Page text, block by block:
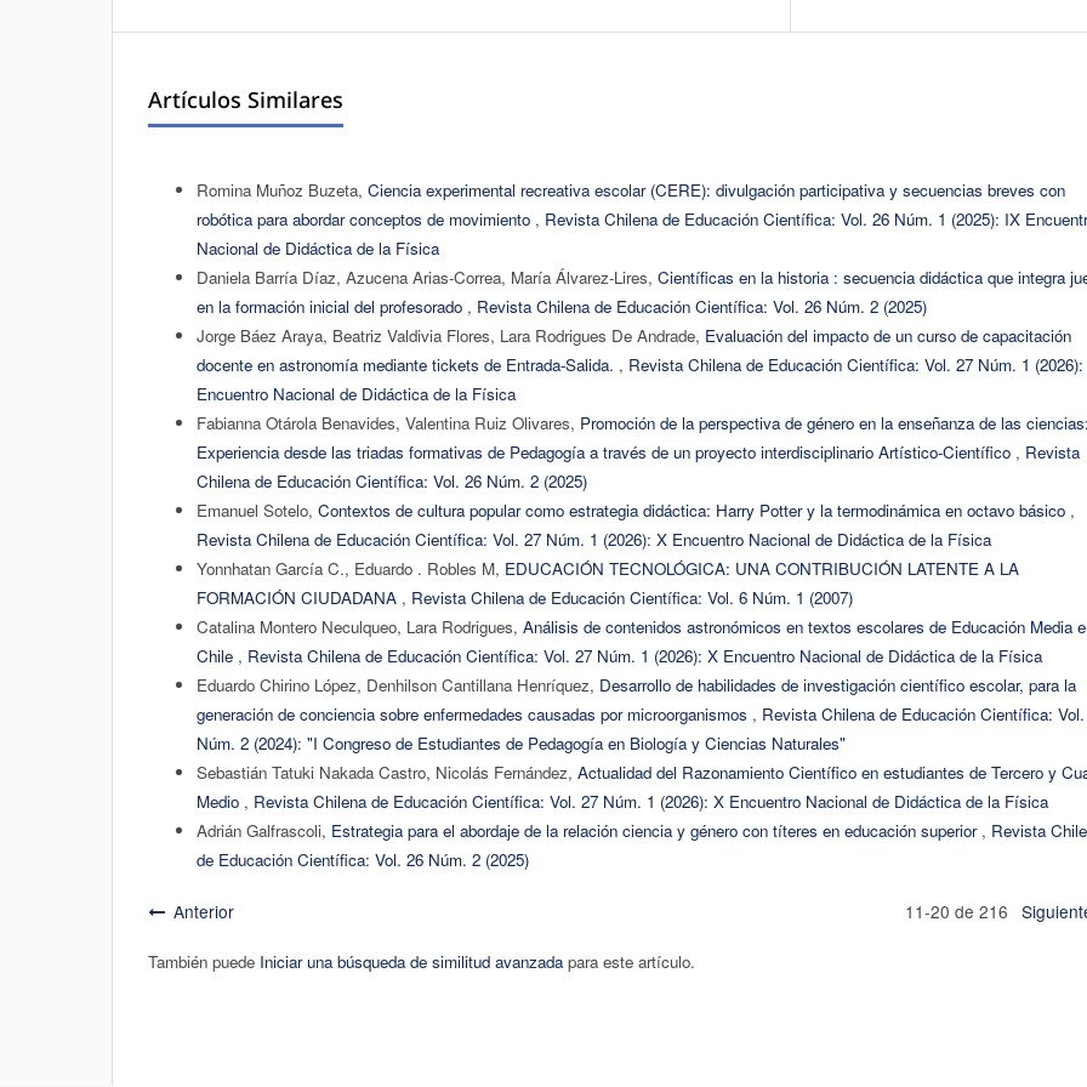
Artículos Similares
Romina Muñoz Buzeta, Ciencia experimental recreativa escolar (CERE): divulgación participativa y secuencias breves con
robótica para abordar conceptos de movimiento , Revista Chilena de Educación Científica: Vol. 26 Núm. 1 (2025): IX
Nacional de Didáctica de la Física
Daniela Barría Díaz, Azucena Arias-Correa, María Álvarez-Lires, Científicas en la historia : secuencia didáctica que integra
en la formación inicial del profesorado , Revista Chilena de Educación Científica: Vol. 26 Núm. 2 (2025)
Jorge Báez Araya, Beatriz Valdivia Flores, Lara Rodrigues De Andrade, Evaluación del impacto de un curso de capacitación
docente en astronomía mediante tickets de Entrada-Salida. , Revista Chilena de Educación Científica: Vol. 27 Núm. 1
Encuentro Nacional de Didáctica de la Física
Fabianna Otárola Benavides, Valentina Ruiz Olivares, Promoción de la perspectiva de género en la enseñanza de las ciencias:
Experiencia desde las triadas formativas de Pedagogía a través de un proyecto interdisciplinario Artístico-Científico , Revista
Chilena de Educación Científica: Vol. 26 Núm. 2 (2025)
Emanuel Sotelo, Contextos de cultura popular como estrategia didáctica: Harry Potter y la termodinámica en octavo básico ,
Revista Chilena de Educación Científica: Vol. 27 Núm. 1 (2026): X Encuentro Nacional de Didáctica de la Física
Yonnhatan García C., Eduardo . Robles M, EDUCACIÓN TECNOLÓGICA: UNA CONTRIBUCIÓN LATENTE A LA
FORMACIÓN CIUDADANA , Revista Chilena de Educación Científica: Vol. 6 Núm. 1 (2007)
Catalina Montero Neculqueo, Lara Rodrigues, Análisis de contenidos astronómicos en textos escolares de Educación Media
Chile , Revista Chilena de Educación Científica: Vol. 27 Núm. 1 (2026): X Encuentro Nacional de Didáctica de la Física
Eduardo Chirino López, Denhilson Cantillana Henríquez, Desarrollo de habilidades de investigación científico escolar, para la
generación de conciencia sobre enfermedades causadas por microorganismos , Revista Chilena de Educación Científica:
Núm. 2 (2024): "I Congreso de Estudiantes de Pedagogía en Biología y Ciencias Naturales"
Sebastián Tatuki Nakada Castro, Nicolás Fernández, Actualidad del Razonamiento Científico en estudiantes de Tercero y
Medio , Revista Chilena de Educación Científica: Vol. 27 Núm. 1 (2026): X Encuentro Nacional de Didáctica de la Física
Adrián Galfrascoli, Estrategia para el abordaje de la relación ciencia y género con títeres en educación superior , Revista
de Educación Científica: Vol. 26 Núm. 2 (2025)
Anterior 11-20 de 216
También puede Iniciar una búsqueda de similitud avanzadapara este artículo.